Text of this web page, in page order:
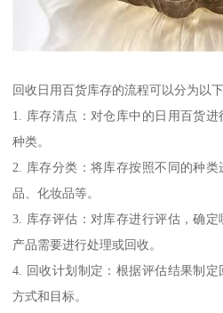
回收日用百货库存的流程可以分为以
1. 库存清点：对仓库中的日用百货
种类。
2. 库存分类：将库存按照不同的种
品、化妆品等。
3. 库存评估：对库存进行评估，确
产品需要进行处理或回收。
4. 回收计划制定：根据评估结果制定
方式和目标。